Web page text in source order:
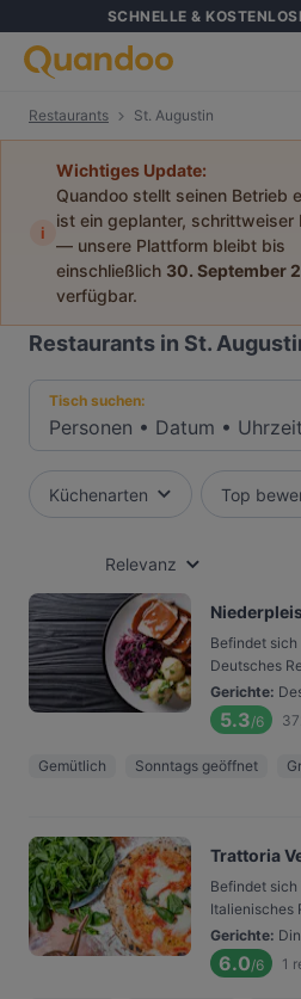
SCHNELLE &
Restaurants St. Augustin
i
Wichtiges Update:
Quandoo stellt seinen Betrieb
ist ein geplanter, schrittweiser
— unsere Plattform bleibt bis
einschließlich 30. September
verfügbar.
Restaurants in St.
Tisch suchen:
Personen • Datum • Uhrzeit
Küchenarten Top
Relevanz
Befindet
Deutsches
Gerichte:
5.3/6
Gemütlich Sonntags geöffnet
Trattoria
Befindet
Italienisches
Gerichte:
6.0/6 1